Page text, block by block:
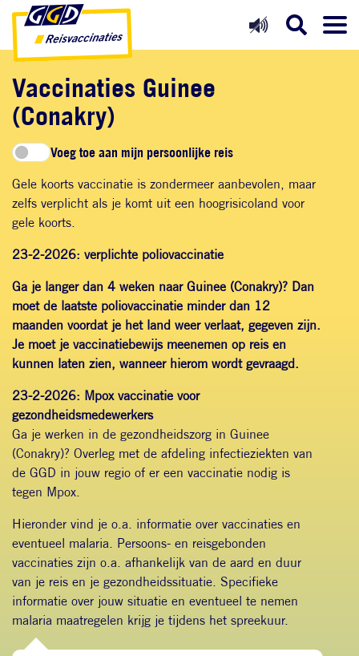
Direct naar inhoud
Direct naar hoofdnavigatie
Direct naar zoekfunctie
Vaccinaties Guinee
(Conakry)
Voeg toe aan mijn persoonlijke reis
Gele koorts vaccinatie is zondermeer aanbevolen, maar
zelfs verplicht als je komt uit een hoogrisicoland voor
gele koorts.
23-2-2026: verplichte poliovaccinatie
Ga je langer dan 4 weken naar Guinee (Conakry)? Dan
moet de laatste poliovaccinatie minder dan 12
maanden voordat je het land weer verlaat, gegeven zijn.
Je moet je vaccinatiebewijs meenemen op reis en
kunnen laten zien, wanneer hierom wordt gevraagd.
23-2-2026: Mpox vaccinatie voor
gezondheidsmedewerkers
Ga je werken in de gezondheidszorg in Guinee
(Conakry)? Overleg met de afdeling infectieziekten van
de GGD in jouw regio of er een vaccinatie nodig is
tegen Mpox.
Hieronder vind je o.a. informatie over vaccinaties en
eventueel malaria. Persoons- en reisgebonden
vaccinaties zijn o.a. afhankelijk van de aard en duur
van je reis en je gezondheidssituatie. Specifieke
informatie over jouw situatie en eventueel te nemen
malaria maatregelen krijg je tijdens het spreekuur.